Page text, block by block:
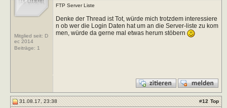
Mitglied seit: D
ec 2014
Beiträge: 1
FTP Server Liste
Denke der Thread ist Tot, würde mich trotzdem interessiere
n ob wer die Login Daten hat um an die Server-liste zu kom
men, würde da gerne mal etwas herum stöbern
31.08.17, 23:38 #12 Top